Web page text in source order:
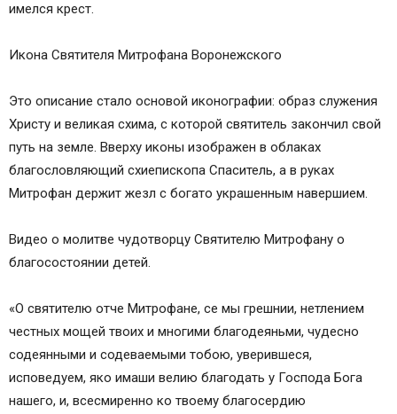
имелся крест.
Икона Святителя Митрофана Воронежского
Это описание стало основой иконографии: образ служения
Христу и великая схима, с которой святитель закончил свой
путь на земле. Вверху иконы изображен в облаках
благословляющий схиепископа Спаситель, а в руках
Митрофан держит жезл с богато украшенным навершием.
Видео о молитве чудотворцу Святителю Митрофану о
благосостоянии детей.
«О святителю отче Митрофане, се мы грешнии, нетлением
честных мощей твоих и многими благодеяньми, чудесно
содеянными и содеваемыми тобою, уверившеся,
исповедуем, яко имаши велию благодать у Господа Бога
нашего, и, всесмиренно ко твоему благосердию